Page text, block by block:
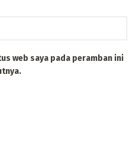
web saya pada peramban ini